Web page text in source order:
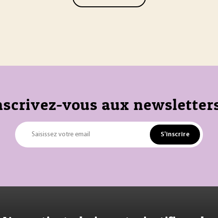
vous aux
Saisissez votre email S'inscrire